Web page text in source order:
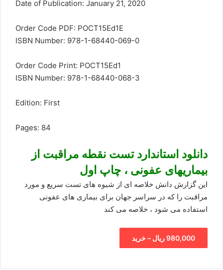
Date of Publication: January 21, 2020
Order Code PDF: POCT15Ed1E
ISBN Number: 978-1-68440-069-0
Order Code Print: POCT15Ed1
ISBN Number: 978-1-68440-068-3
Edition: First
Pages: 84
دانلود استاندارد تست نقطه مراقبت از
بیماریهای عفونی ، چاپ اول
این گزارش دانش خلاصه ای از شیوه های تست سریع و مورد
مراقبت را که در سراسر جهان برای بیماری های عفونی
استفاده می شود ، خلاصه می کند
980,000 ریال – خرید